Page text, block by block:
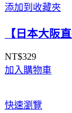
添加到收藏夾
【日本大阪
NT$329
加入購物車
快速瀏覽